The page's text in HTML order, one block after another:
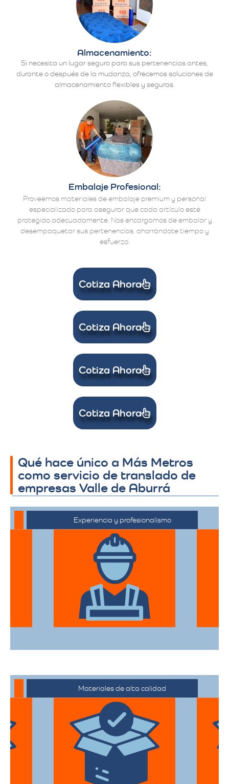
Almacenamiento:
Si necesita un lugar seguro para sus pertenencias antes,
durante o después de la mudanza, ofrecemos soluciones de
almacenamiento flexibles y seguras.
Embalaje Profesional:
Proveemos materiales de embalaje premium y personal
especializado para asegurar que cada artículo esté
protegido adecuadamente. Nos encargamos de embalar y
desempaquetar sus pertenencias, ahorrándote tiempo y
esfuerzo.
Cotiza Ahora
Cotiza Ahora
Cotiza Ahora
Cotiza Ahora
Qué hace único a Más Metros
como servicio de translado de
empresas Valle de Aburrá
Experiencia y profesionalismo
El equipo de expertos en mudanzas de
alta gama está capacitado para manejar
desde objetos delicados hasta muebles
de gran tamaño con el mayor cuidado.
Materiales de alta calidad
Utilizan materiales de embalaje de
primera categoría para garantizar que
todas sus pertenencias estén protegidas
durante el traslado.